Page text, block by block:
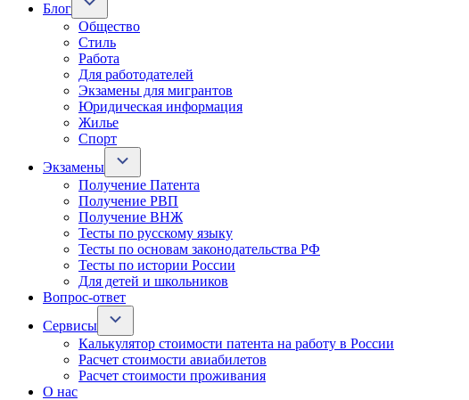
Блог
Общество
Стиль
Работа
Для работодателей
Экзамены для мигрантов
Юридическая информация
Жилье
Спорт
Экзамены
Получение Патента
Получение РВП
Получение ВНЖ
Тесты по русскому языку
Тесты по основам законодательства РФ
Тесты по истории России
Для детей и школьников
Вопрос-ответ
Сервисы
Калькулятор стоимости патента на работу в России
Расчет стоимости авиабилетов
Расчет стоимости проживания
О нас